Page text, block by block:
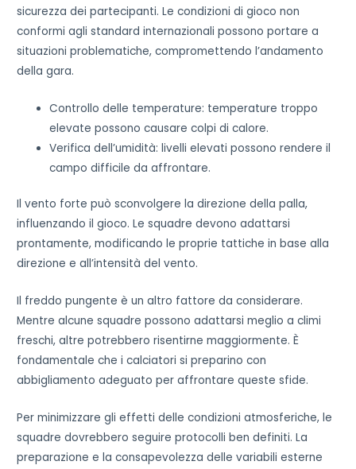
sicurezza dei partecipanti. Le condizioni di gioco non
conformi agli standard internazionali possono portare a
situazioni problematiche, compromettendo l’andamento
della gara.
Controllo delle temperature: temperature troppo
elevate possono causare colpi di calore.
Verifica dell’umidità: livelli elevati possono rendere il
campo difficile da affrontare.
Il vento forte può sconvolgere la direzione della palla,
influenzando il gioco. Le squadre devono adattarsi
prontamente, modificando le proprie tattiche in base alla
direzione e all’intensità del vento.
Il freddo pungente è un altro fattore da considerare.
Mentre alcune squadre possono adattarsi meglio a climi
freschi, altre potrebbero risentirne maggiormente. È
fondamentale che i calciatori si preparino con
abbigliamento adeguato per affrontare queste sfide.
Per minimizzare gli effetti delle condizioni atmosferiche, le
squadre dovrebbero seguire protocolli ben definiti. La
preparazione e la consapevolezza delle variabili esterne